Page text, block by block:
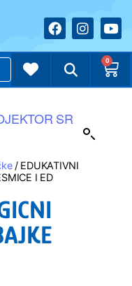
0
/ EDUKATIVNI
I ED